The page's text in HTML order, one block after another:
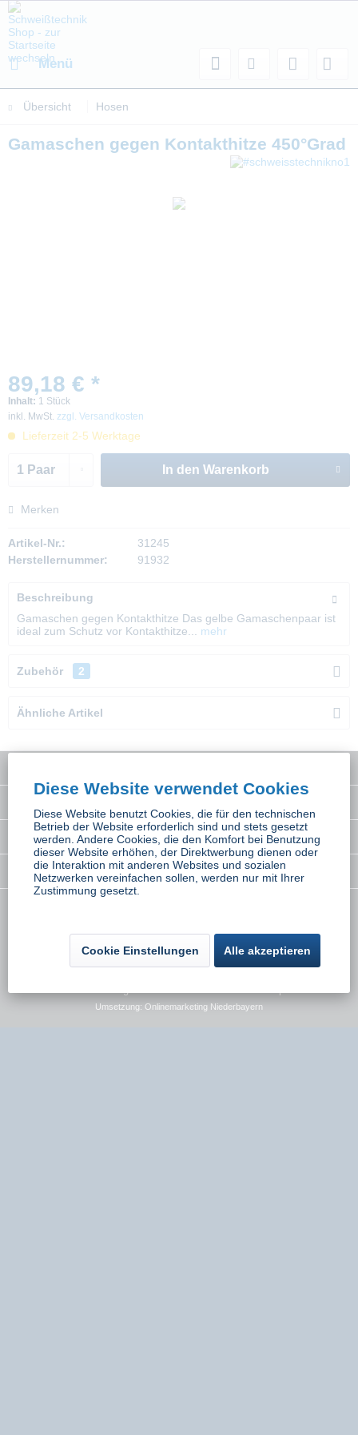
Menü
Übersicht Hosen
Gamaschen gegen Kontakthitze 450°Grad
89,18 € *
Inhalt: 1 Stück
inkl. MwSt. zzgl. Versandkosten
Lieferzeit 2-5 Werktage
In den Warenkorb
Merken
Artikel-Nr.:
31245
Herstellernummer:
91932
Beschreibung
Gamaschen gegen Kontakthitze Das gelbe Gamaschenpaar ist
ideal zum Schutz vor Kontakthitze...
mehr
Zubehör 2
Ähnliche Artikel
Rechtliches
Newsletter
anders beschrieben
Kontakt Versand und Zahlungsbedingungen
Umsetzung: Onlinemarketing Niederbayern
Diese Website verwendet Cookies
Diese Website benutzt Cookies, die für den technischen
Betrieb der Website erforderlich sind und stets gesetzt
werden. Andere Cookies, die den Komfort bei Benutzung
dieser Website erhöhen, der Direktwerbung dienen oder
die Interaktion mit anderen Websites und sozialen
Netzwerken vereinfachen sollen, werden nur mit Ihrer
Zustimmung gesetzt.
Cookie Einstellungen Alle akzeptieren